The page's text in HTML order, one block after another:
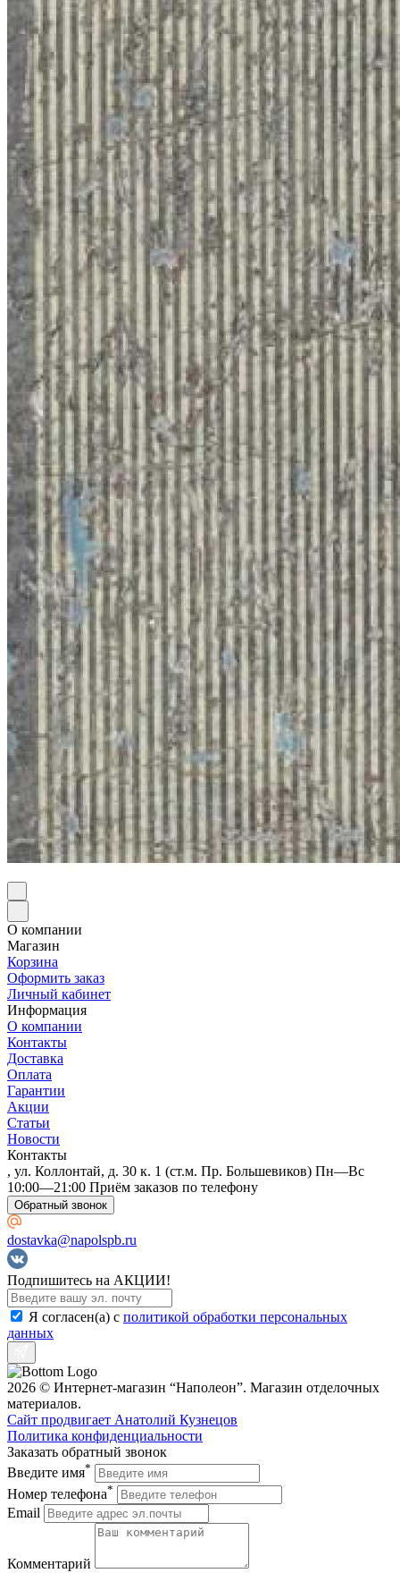
О компании
Магазин
Корзина
Оформить заказ
Личный кабинет
Информация
О компании
Контакты
Доставка
Оплата
Гарантии
Акции
Статьи
Новости
Контакты
, ул. Коллонтай, д. 30 к. 1 (ст.м. Пр. Большевиков) Пн—Вс
10:00—21:00 Приём заказов по телефону
Обратный звонок
dostavka@napolspb.ru
Подпишитесь на АКЦИИ!
Я согласен(a) с политикой обработки персональных
данных
2026 © Интернет-магазин “Наполеон”. Магазин отделочных
материалов.
Сайт продвигает Анатолий Кузнецов
Политика конфиденциальности
Заказать обратный звонок
Введите имя*
Номер телефона*
Email
Комментарий